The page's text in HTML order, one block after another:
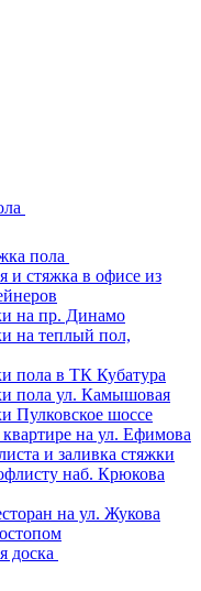
пола
и стяжка в офисе из
на пр. Динамо
на теплый пол,
пола в ТК Кубатура
пола ул. Камышовая
Пулковское шоссе
на ул. Ефимова
и заливка стяжки
наб. Крюкова
на ул. Жукова
доска